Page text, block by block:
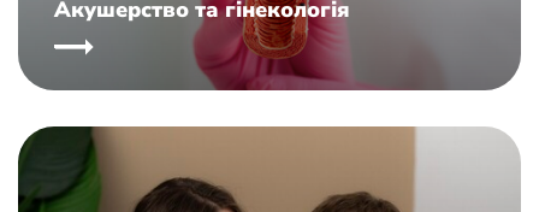
Акушерство та гінекологія